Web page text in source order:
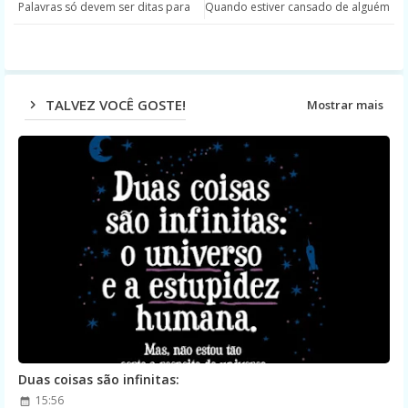
ter ats
Quando estiver cansado de alguém
Palavras só devem ser ditas para
TALVEZ VOCÊ GOSTE! Mostrar mais
Duas coisas são infinitas:
15:56